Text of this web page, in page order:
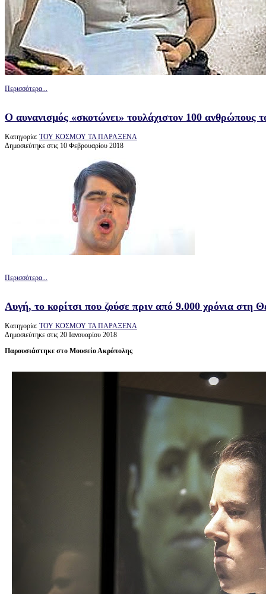
Περισσότερα...
Ο αυνανισμός «σκοτώνει» τουλάχιστον 100 ανθρώπους
Κατηγορία: ΤΟΥ ΚΟΣΜΟΥ ΤΑ ΠΑΡΑΞΕΝΑ
Δημοσιεύτηκε στις 10 Φεβρουαρίου 2018
Περισσότερα...
Αυγή, το κορίτσι που ζούσε πριν από 9.000 χρόνια στη
Κατηγορία: ΤΟΥ ΚΟΣΜΟΥ ΤΑ ΠΑΡΑΞΕΝΑ
Δημοσιεύτηκε στις 20 Ιανουαρίου 2018
Παρουσιάστηκε στο Μουσείο Ακρόπολης